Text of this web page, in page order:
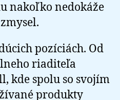
nakoľko nedokáže
pozíciách. Od
riaditeľa
kde spolu so svojím
produkty